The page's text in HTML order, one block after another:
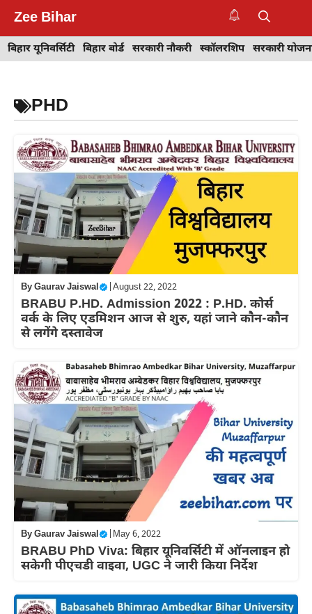
content
Zee Bihar
बिहार यूनिवर्सिटी बिहार बोर्ड सरकारी नौकरी स्कॉलरशिप सरकारी
PHD
ByGaurav Jaiswal August 22, 2022
BRABU P.HD. Admission 2022 : P.HD. कोर्स
वर्क के लिए एडमिशन आज से शुरु, यहां जाने कौन-कौन
से लगेंगे दस्तावेज
ByGaurav Jaiswal May 6, 2022
BRABU PhD Viva: बिहार यूनिवर्सिटी में ऑनलाइन हो
सकेगी पीएचडी वाइवा, UGC ने जारी किया निर्देश